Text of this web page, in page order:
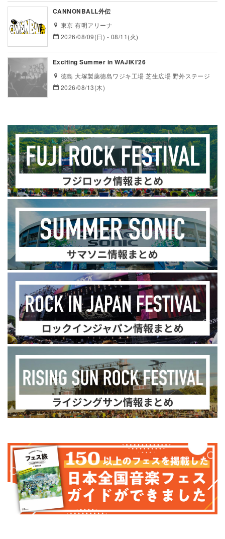
CANNONBALL外伝
東京 有明アリーナ
2026/08/09(日) - 08/11(火)
Exciting Summer in WAJIKI’26
徳島 大塚製薬徳島ワジキ工場 芝生広場 野外ステージ
2026/08/13(木)